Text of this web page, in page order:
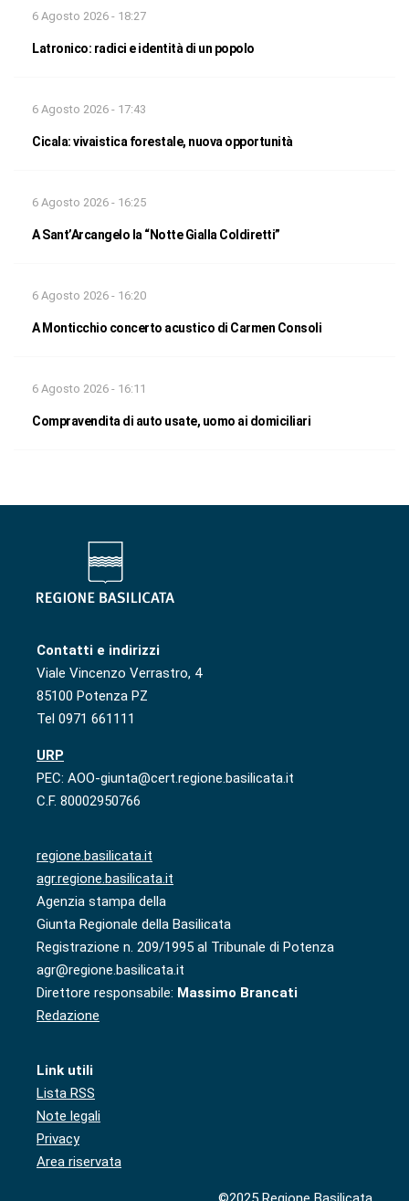
6 Agosto 2026 - 18:27
Latronico: radici e identità di un popolo
6 Agosto 2026 - 17:43
Cicala: vivaistica forestale, nuova opportunità
6 Agosto 2026 - 16:25
A Sant’Arcangelo la “Notte Gialla Coldiretti”
6 Agosto 2026 - 16:20
A Monticchio concerto acustico di Carmen Consoli
6 Agosto 2026 - 16:11
Compravendita di auto usate, uomo ai domiciliari
Contatti e indirizzi
Viale Vincenzo Verrastro, 4
85100 Potenza PZ
Tel 0971 661111
URP
PEC: AOO-giunta@cert.regione.basilicata.it
C.F. 80002950766
regione.basilicata.it
agr.regione.basilicata.it
Agenzia stampa della
Giunta Regionale della Basilicata
Registrazione n. 209/1995 al Tribunale di Potenza
agr@regione.basilicata.it
Direttore responsabile: Massimo Brancati
Redazione
Link utili
Lista RSS
Note legali
Privacy
Area riservata